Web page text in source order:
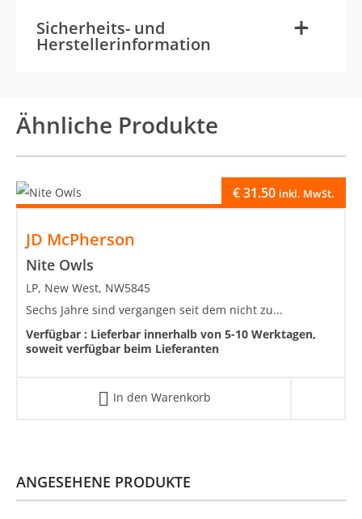
Sicherheits- und
Herstellerinformation +
-
Ähnliche Produkte
JD McPherson
Nite Owls
€31.50 inkl. MwSt.
LP, New West, NW5845
Sechs Jahre sind vergangen seit dem nicht zu...
Verfügbar : Lieferbar innerhalb von 5-10 Werktagen,
soweit verfügbar beim Lieferanten
In den Warenkorb
ANGESEHENE PRODUKTE